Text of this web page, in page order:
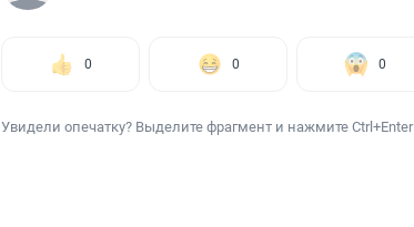
0 0 0
Увидели опечатку? Выделите фрагмент и нажмите Ctrl+Enter